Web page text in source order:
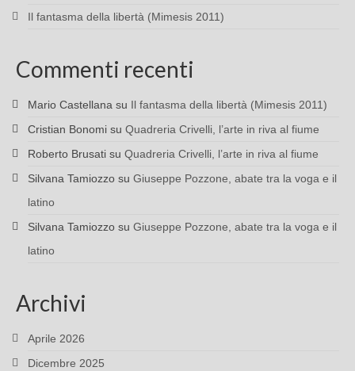
Il fantasma della libertà (Mimesis 2011)
Commenti recenti
Mario Castellana su Il fantasma della libertà (Mimesis 2011)
Cristian Bonomi su Quadreria Crivelli, l’arte in riva al fiume
Roberto Brusati su Quadreria Crivelli, l’arte in riva al fiume
Silvana Tamiozzo su Giuseppe Pozzone, abate tra la voga e il
latino
Silvana Tamiozzo su Giuseppe Pozzone, abate tra la voga e il
latino
Archivi
Aprile 2026
Dicembre 2025